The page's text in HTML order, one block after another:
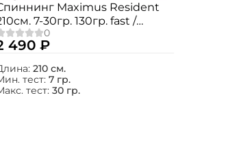
Maximus Resident
7-30гр. 130гр. fast /
490 ₽
210 см.
тест: 7 гр.
тест: 30 гр.